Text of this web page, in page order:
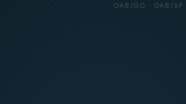
OAB/GO · OAB/SP